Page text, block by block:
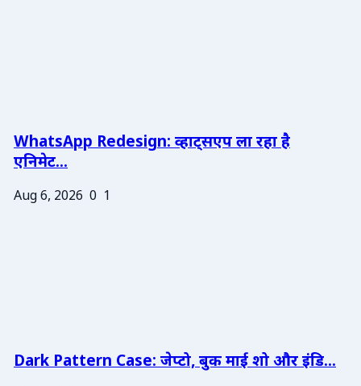
WhatsApp Redesign: व्हाट्सएप ला रहा है
एनिमेट...
Aug 6, 2026 0 1
Dark Pattern Case: जेप्टो, बुक माई शो और इंडि...